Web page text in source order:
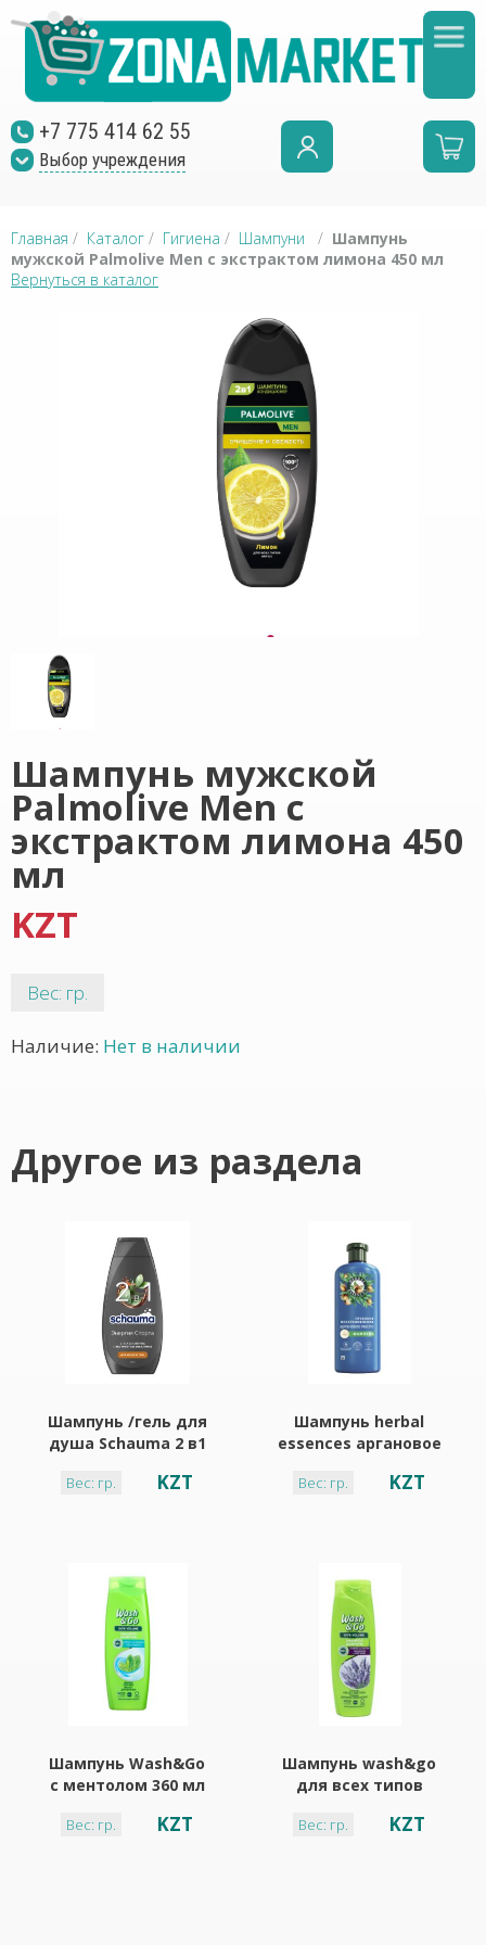
+7 775 414 62 55
Выбор учреждения
Главная / Каталог / Гигиена / Шампуни / Шампунь
мужской Palmolive Men с экстрактом лимона 450 мл
Вернуться в каталог
Шампунь мужской
Palmolive Men с
экстрактом лимона 450
мл
KZT
Вес: гр.
Наличие: Нет в наличии
Другое из раздела
Шампунь /гель для
душа Schauma 2 в1
Вес: гр. KZT
Шампунь herbal
essences аргановое
Вес: гр. KZT
Шампунь Wash&Go
с ментолом 360 мл
Вес: гр. KZT
Шампунь wash&go
для всех типов
360 мл
Вес: гр. KZT